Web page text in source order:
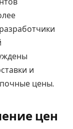
и
цены.
цен